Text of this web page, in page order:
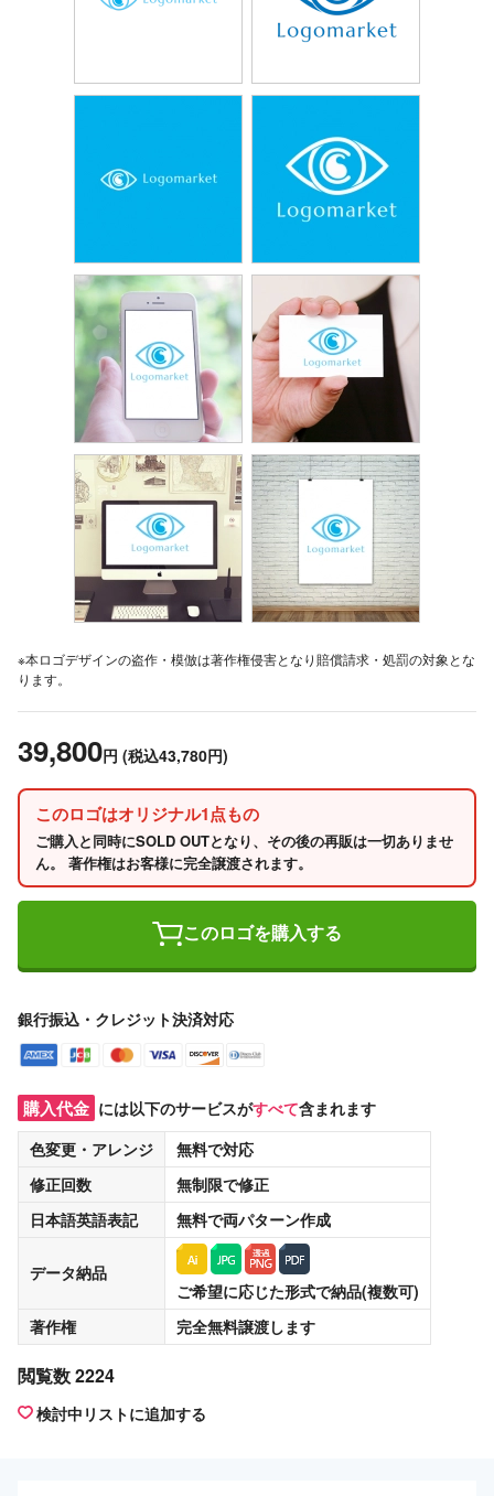
※本ロゴデザインの盗作・模倣は著作権侵害となり賠償請求・処罰の対象とな
ります。
39,800円 (税込43,780円)
このロゴはオリジナル1点もの
ご購入と同時にSOLD OUTとなり、その後の再販は一切ありませ
ん。 著作権はお客様に完全譲渡されます。
このロゴを購入する
銀行振込・クレジット決済対応
購入代金 には以下のサービスがすべて含まれます
色変更・アレンジ
無料で対応
修正回数
無制限で修正
日本語英語表記
無料で両パターン作成
データ納品
ご希望に応じた形式で納品(複数可)
著作権
完全無料譲渡します
閲覧数 2224
検討中リストに追加する